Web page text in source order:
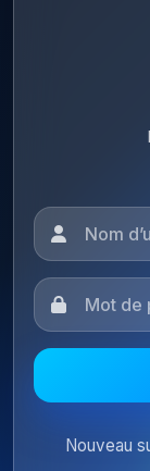
Nouveau